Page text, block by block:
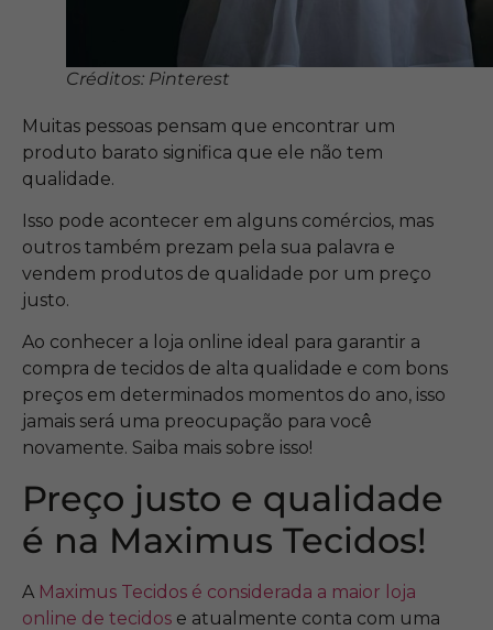
Créditos: Pinterest
Muitas pessoas pensam que encontrar um
produto barato significa que ele não tem
qualidade.
Isso pode acontecer em alguns comércios, mas
outros também prezam pela sua palavra e
vendem produtos de qualidade por um preço
justo.
Ao conhecer a loja online ideal para garantir a
compra de tecidos de alta qualidade e com bons
preços em determinados momentos do ano, isso
jamais será uma preocupação para você
novamente. Saiba mais sobre isso!
Preço justo e qualidade
é na Maximus Tecidos!
A Maximus Tecidos é considerada a maior loja
online de tecidos e atualmente conta com uma